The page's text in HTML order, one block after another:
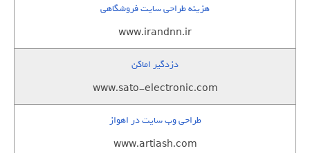
هزینه طراحی سایت فروشگاهی
www.irandnn.ir
دزدگیر اماکن
www.sato-electronic.com
طراحی وب سایت در اهواز
www.artiash.com